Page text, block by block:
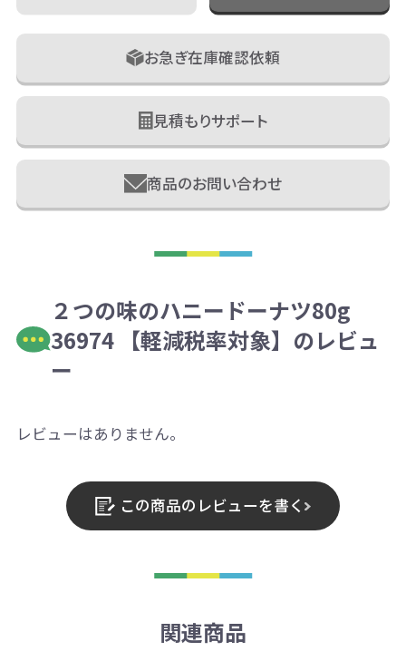
お急ぎ在庫確認依頼
見積もりサポート
商品のお問い合わせ
２つの味のハニードーナツ80g
36974 【軽減税率対象】のレビュ
ー
レビューはありません。
この商品のレビューを書く
関連商品